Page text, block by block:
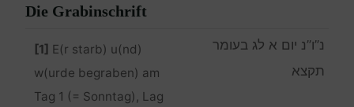
Die Grabinschrift
[1] E(r starb) u(nd)
w(urde begraben) am
Tag 1 (= Sonntag), Lag
נ”ו”נ יום א לג בעומר
תקצא